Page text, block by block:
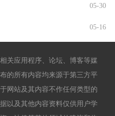
05-30
05-16
关应用程序、论坛、博客等媒
的所有内容均来源于第三方平
网站及其内容不作任何类型的
以及其他内容资料仅供用户学